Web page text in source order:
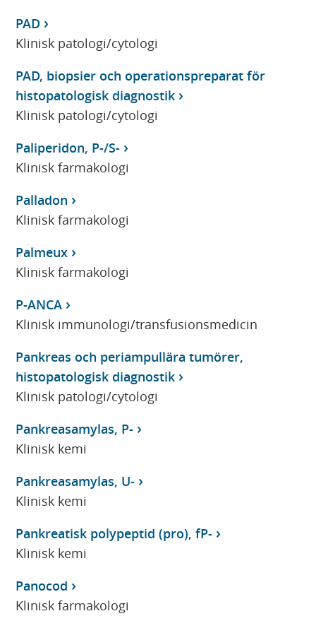
PAD
Klinisk patologi/cytologi
PAD, biopsier och operationspreparat för
histopatologisk diagnostik
Klinisk patologi/cytologi
Paliperidon, P-/S-
Klinisk farmakologi
Palladon
Klinisk farmakologi
Palmeux
Klinisk farmakologi
P-ANCA
Klinisk immunologi/transfusionsmedicin
Pankreas och periampullära tumörer,
histopatologisk diagnostik
Klinisk patologi/cytologi
Pankreasamylas, P-
Klinisk kemi
Pankreasamylas, U-
Klinisk kemi
Pankreatisk polypeptid (pro), fP-
Klinisk kemi
Panocod
Klinisk farmakologi